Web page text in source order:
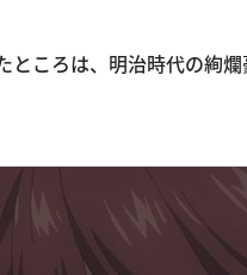
ところは、明治時代の絢